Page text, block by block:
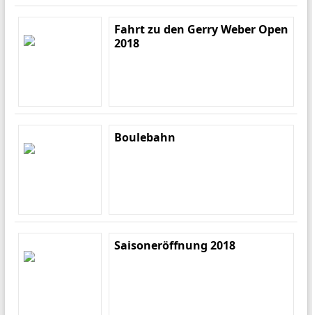
Fahrt zu den Gerry Weber Open
2018
Boulebahn
Saisoneröffnung 2018